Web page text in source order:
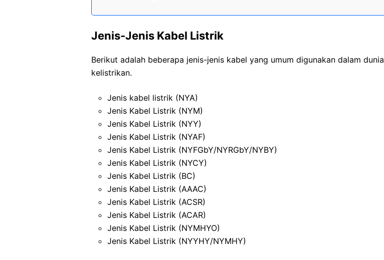
Jenis-Jenis Kabel Listrik
Berikut adalah beberapa jenis-jenis kabel yang umum digunakan dalam dunia
kelistrikan.
Jenis kabel listrik (NYA)
Jenis Kabel Listrik (NYM)
Jenis Kabel Listrik (NYY)
Jenis Kabel Listrik (NYAF)
Jenis Kabel Listrik (NYFGbY/NYRGbY/NYBY)
Jenis Kabel Listrik (NYCY)
Jenis Kabel Listrik (BC)
Jenis Kabel Listrik (AAAC)
Jenis Kabel Listrik (ACSR)
Jenis Kabel Listrik (ACAR)
Jenis Kabel Listrik (NYMHYO)
Jenis Kabel Listrik (NYYHY/NYMHY)